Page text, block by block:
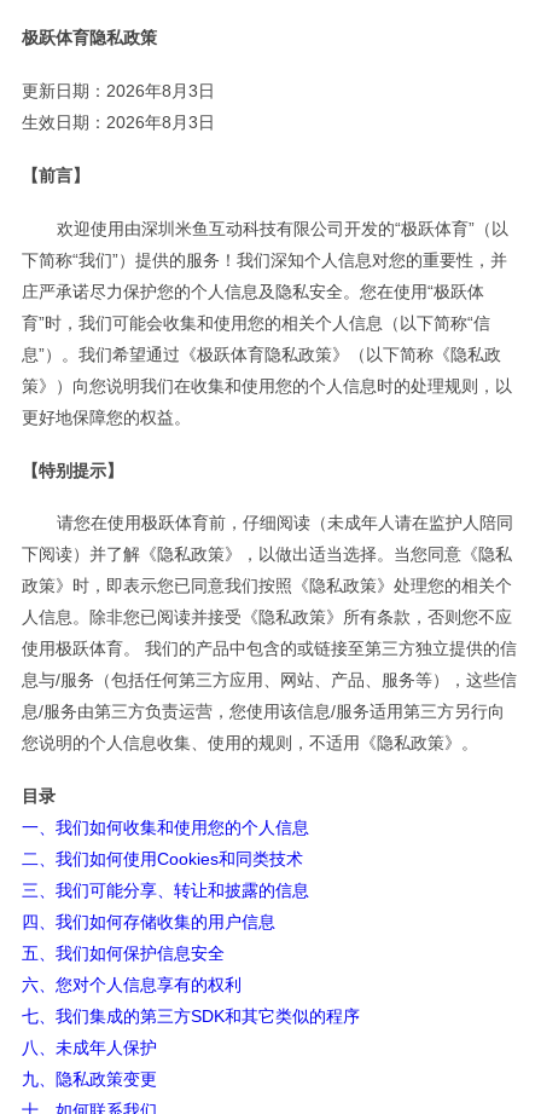
极跃体育隐私政策
更新日期：2026年8月3日
生效日期：2026年8月3日
【前言】
欢迎使用由深圳米鱼互动科技有限公司开发的“极跃体育”（以
下简称“我们”）提供的服务！我们深知个人信息对您的重要性，并
庄严承诺尽力保护您的个人信息及隐私安全。您在使用“极跃体
育”时，我们可能会收集和使用您的相关个人信息（以下简称“信
息”）。我们希望通过《极跃体育隐私政策》（以下简称《隐私政
策》）向您说明我们在收集和使用您的个人信息时的处理规则，以
更好地保障您的权益。
【特别提示】
请您在使用极跃体育前，仔细阅读（未成年人请在监护人陪同
下阅读）并了解《隐私政策》，以做出适当选择。当您同意《隐私
政策》时，即表示您已同意我们按照《隐私政策》处理您的相关个
人信息。除非您已阅读并接受《隐私政策》所有条款，否则您不应
使用极跃体育。 我们的产品中包含的或链接至第三方独立提供的信
息与/服务（包括任何第三方应用、网站、产品、服务等），这些信
息/服务由第三方负责运营，您使用该信息/服务适用第三方另行向
您说明的个人信息收集、使用的规则，不适用《隐私政策》。
目录
一、我们如何收集和使用您的个人信息
二、我们如何使用Cookies和同类技术
三、我们可能分享、转让和披露的信息
四、我们如何存储收集的用户信息
五、我们如何保护信息安全
六、您对个人信息享有的权利
七、我们集成的第三方SDK和其它类似的程序
八、未成年人保护
九、隐私政策变更